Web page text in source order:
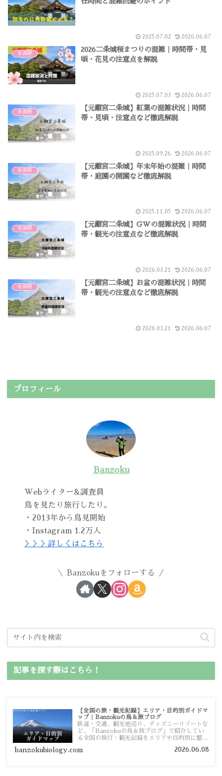
2025.07.02 2026.06.07
京都府
2026二条城桜まつりの混雑｜時間帯・見
頃・花見の注意点を解説
2025.07.03 2026.06.07
京都府
【元離宮二条城】紅葉の混雑状況｜時間
帯・見頃・注意点など徹底解説
2025.09.26 2026.06.07
京都府
【元離宮二条城】年末年始の混雑｜時間
帯・庭園の開園など徹底解説
2025.11.05 2026.06.07
京都府
【元離宮二条城】GWの混雑状況｜時間
帯・観光の注意点など徹底解説
2026.03.21 2026.06.07
京都府
【元離宮二条城】お盆の混雑状況｜時間
帯・観光の注意点など徹底解説
2026.03.21 2026.06.07
プロフィール
Banzoku
Webライター&調査員
鳥を見たり旅行したり。
・2013年から鳥見開始
・Instagram 1.2万人
＞＞＞詳しくはこちら
Banzokuをフォローする
記事を探す際はこちら！
【全国の旅・観光記録】エリア・目的別ガイドマ
ップ｜Banzokuの鳥＆旅ブログ
鉄道・交通、観光地巡り、ディズニーリゾートな
ど、「Banzokuの鳥＆旅ブログ」で紹介してい
る全国の旅行・観光記録をエリアや目的別に整理
ガイドマップからスムーズに見つけていただけま
banzokubiology.com 2026.06.08